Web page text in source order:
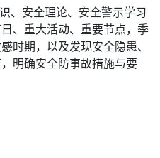
、安全理论、安全警示学习
、重大活动、重要节点，季
时期，以及发现安全隐患、
明确安全防事故措施与要